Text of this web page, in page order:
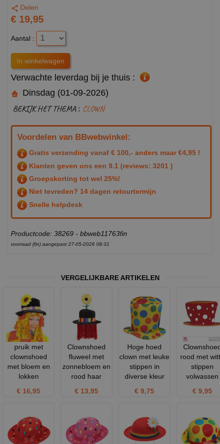
Delen
€ 19,95
Aantal :
Verwachte leverdag bij je thuis :
Dinsdag (01-09-2026)
BEKIJK HET THEMA : CLOWN
Voordelen van BBwebwinkel:
Gratis verzending vanaf € 100,- anders maar €4,95 !
Klanten geven ons een 9.1 (reviews: 3201 )
Groepskorting tot wel 25%!
Niet tevreden? 14 dagen retourtermijn
Snelle helpdesk
Productcode: 38269 - bbweb11763fin
voorraad (fin) aangepast 27-05-2026 08:31
VERGELIJKBARE ARTIKELEN
pruik met
clownshoed
met bloem en
lokken
€ 16,95
Clownshoed
fluweel met
zonnebloem en
rood haar
€ 13,95
Hoge hoed
clown met leuke
stippen in
diverse kleur
€ 9,75
rood met
stippen
volwassen
€ 9,95